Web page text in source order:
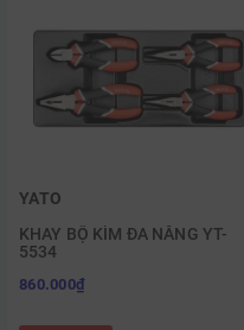
YATO
KHAY BỘ KÌM ĐA NĂNG YT-
5534
860.000₫